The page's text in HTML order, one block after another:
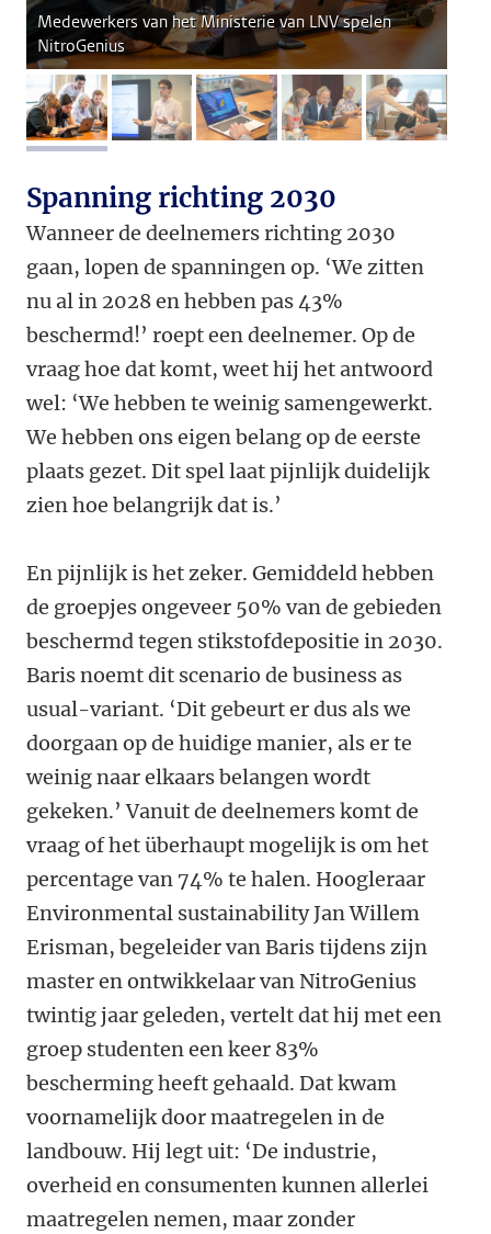
Medewerkers van het Ministerie van LNV spelen
NitroGenius
afbeelding 1afbeelding 2afbeelding 3afbeelding 4
Spanning richting 2030
Wanneer de deelnemers richting 2030
gaan, lopen de spanningen op. ‘We zitten
nu al in 2028 en hebben pas 43%
beschermd!’ roept een deelnemer. Op de
vraag hoe dat komt, weet hij het antwoord
wel: ‘We hebben te weinig samengewerkt.
We hebben ons eigen belang op de eerste
plaats gezet. Dit spel laat pijnlijk duidelijk
zien hoe belangrijk dat is.’
En pijnlijk is het zeker. Gemiddeld hebben
de groepjes ongeveer 50% van de gebieden
beschermd tegen stikstofdepositie in 2030.
Baris noemt dit scenario de business as
usual-variant. ‘Dit gebeurt er dus als we
doorgaan op de huidige manier, als er te
weinig naar elkaars belangen wordt
gekeken.’ Vanuit de deelnemers komt de
vraag of het überhaupt mogelijk is om het
percentage van 74% te halen. Hoogleraar
Environmental sustainability Jan Willem
Erisman, begeleider van Baris tijdens zijn
master en ontwikkelaar van NitroGenius
twintig jaar geleden, vertelt dat hij met een
groep studenten een keer 83%
bescherming heeft gehaald. Dat kwam
voornamelijk door maatregelen in de
landbouw. Hij legt uit: ‘De industrie,
overheid en consumenten kunnen allerlei
maatregelen nemen, maar zonder